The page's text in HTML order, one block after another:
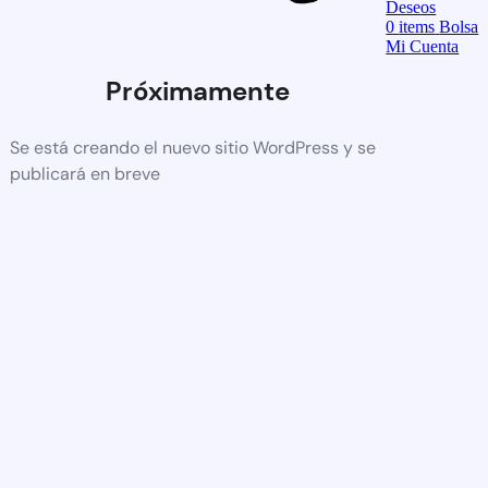
Próximamente
Se está creando el nuevo sitio WordPress y se
publicará en breve
Deseos
0items Bolsa
Mi Cuenta